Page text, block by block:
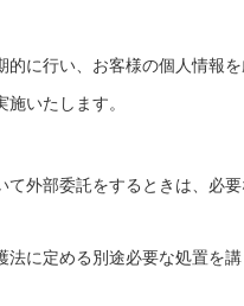
に行い、お客様の個人情報を
いたします。
外部委託をするときは、必
に定める別途必要な処置を講